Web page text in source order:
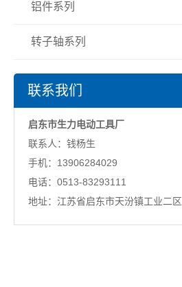
铝件系列
转子轴系列
联系我们
启东市生力电动工具厂
联系人：钱杨生
手机：13906284029
电话：0513-83293111
地址：江苏省启东市天汾镇工业二区